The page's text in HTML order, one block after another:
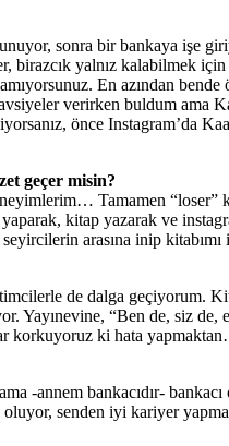
sonra bir bankaya işe
birazcık yalnız kalabilmek
En azından
verirken buldum ama
önce Instagram’da
geçer misin?
Tamamen
kitap yazarak ve
arasına inip
de dalga geçiyorum.
Yayınevine, “Ben de, siz de,
korkuyoruz ki hata
-annem bankacıdır-
senden iyi kariyer